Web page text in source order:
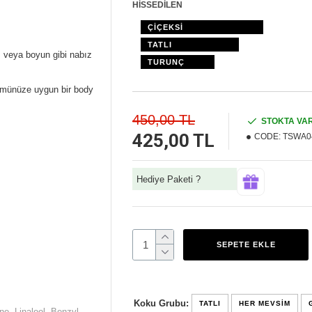
boyun gibi nabız
uygun bir body
HİSSEDİLEN
ÇİÇEKSİ
TATLI
TURUNÇ
425,00 TL
450,00 TL
STOKTA
CODE:
Hediye Paketi ?
SEPETE EKLE
Koku Grubu: TATLI HER MEVSIM